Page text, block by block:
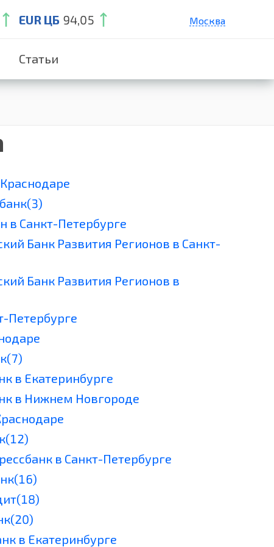
EUR ЦБ 94,05 Москва
Краснодар
Статьи
в Санкт-Петербурге
Банк Развития Регионов в Санкт-
Банк Развития Регионов в
Петербурге
в Екатеринбурге
в Нижнем Новгороде
в Санкт-Петербурге
в Екатеринбурге